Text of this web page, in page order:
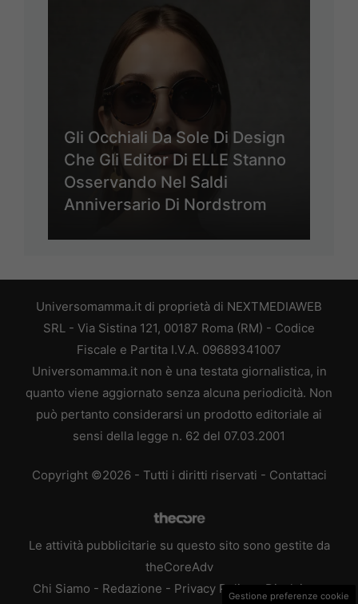
Gli Occhiali Da Sole Di Design
Che Gli Editor Di ELLE Stanno
Osservando Nel Saldi
Anniversario Di Nordstrom
Universomamma.it di proprietà di NEXTMEDIAWEB
SRL - Via Sistina 121, 00187 Roma (RM) - Codice
Fiscale e Partita I.V.A. 09689341007
Universomamma.it non è una testata giornalistica, in
quanto viene aggiornato senza alcuna periodicità. Non
può pertanto considerarsi un prodotto editoriale ai
sensi della legge n. 62 del 07.03.2001
Copyright ©2026 - Tutti i diritti riservati - Contattaci
Le attività pubblicitarie su questo sito sono gestite da
theCoreAdv
Chi Siamo - Redazione - Privacy Policy Disclaimer
Gestione preferenze cookie